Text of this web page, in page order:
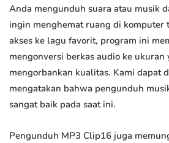
Anda mengunduh suara atau musik
ingin menghemat ruang di komputer
akses ke lagu favorit, program ini
mengonversi berkas audio ke
mengorbankan kualitas. Kami dapat
mengatakan bahwa pengunduh
sangat baik pada saat ini.
Pengunduh MP3 Clip16 juga